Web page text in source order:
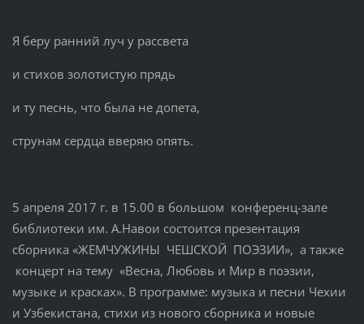
Я беру ранний луч у рассвета
и стихов золотистую прядь
и ту песнь, что была не допета,
струнам сердца вверяю опять.
5 апреля 2017 г. в 15.00 в большом конференц-зале
библиотеки им. А.Навои состоится презентация
сборника «ЖЕМЧУЖИНЫ ЧЕШСКОЙ ПОЭЗИИ», а также
концерт на тему «Весна, Любовь и Мир в поэзии,
музыке и красках». В программе: музыка и песни Чехии
и Узбекистана, стихи из нового сборника и новые